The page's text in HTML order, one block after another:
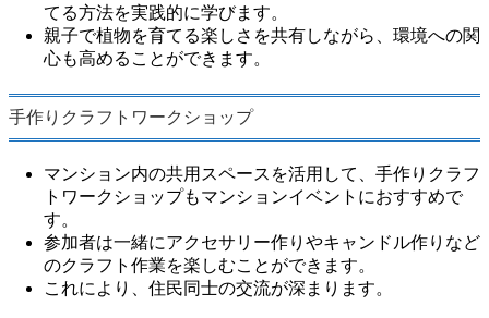
てる方法を実践的に学びます。
親子で植物を育てる楽しさを共有しながら、環境への関
心も高めることができます。
手作りクラフトワークショップ
マンション内の共用スペースを活用して、手作りクラフ
トワークショップもマンションイベントにおすすめで
す。
参加者は一緒にアクセサリー作りやキャンドル作りなど
のクラフト作業を楽しむことができます。
これにより、住民同士の交流が深まります。